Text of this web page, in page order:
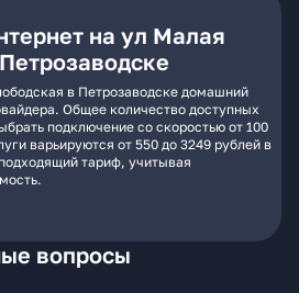
на ул Малая
в Петрозаводске домашний
Общее количество доступных
подключение со скоростью от 100
варьируются от 550 до 3249 рублей в
тариф, учитывая
вопросы